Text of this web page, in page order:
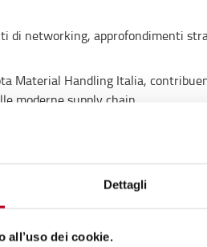
Dettagli
all’uso dei cookie.
di networking, approfondimenti
Material Handling Italia,
moderne supply chain.
Italia e
logistico:
e cultura aziendale;